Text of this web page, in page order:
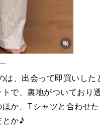
、出会って即買いし
で、裏地がついており
か、Tシャツと合わせ
とか♪